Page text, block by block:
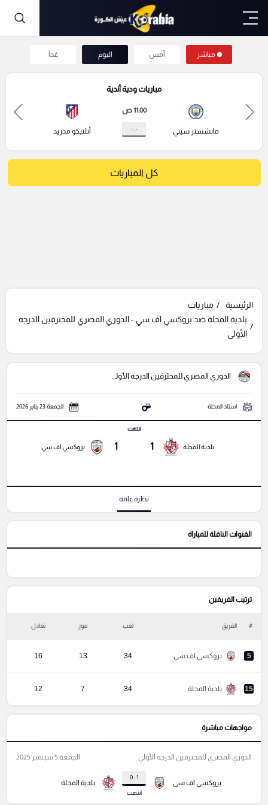
مباشر أمس اليوم غداً
مباريات ودية أندية
مانشستر سيتي
11:00 ص
- : - أتلتيكو مدريد
كل المباريات
الرئيسية
مباريات
بلدية المحلة ضد بروكسي اف سي - الدوري المصري للمحترفين الدرجه
الأولي
الدوري المصري للمحترفين الدرجه الأولي
استاد المحلة الجمعة 23 يناير 2026
بلدية المحلة 1
انتهت
1 بروكسي اف سي
نظره عامه
القنوات الناقلة للمباراة
ترتيب الفريفين
# الفريق لعب فوز تعادل
5 بروكسي اف سي 34
13
16
15 بلدية المحلة 34
7
12
مواجهات مباشرة
بروكسي اف سي
1 : 0
انتهت
بلدية المحلة
الدوري المصري للمحترفين الدرجه الأولي الجمعة 5 سبتمبر 2025